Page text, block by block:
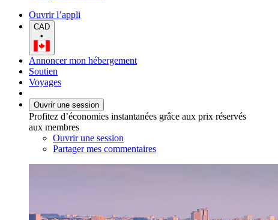
Ouvrir l’appli
CAD
•
Annoncer mon hébergement
Soutien
Voyages
Ouvrir une session
Profitez d’économies instantanées grâce aux prix réservés
aux membres
Ouvrir une session
Partager mes commentaires